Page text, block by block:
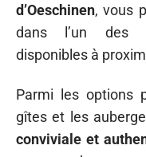
d’Oeschinen, vous
dans l’un des
disponibles à
Parmi les options
gîtes et les
conviviale et